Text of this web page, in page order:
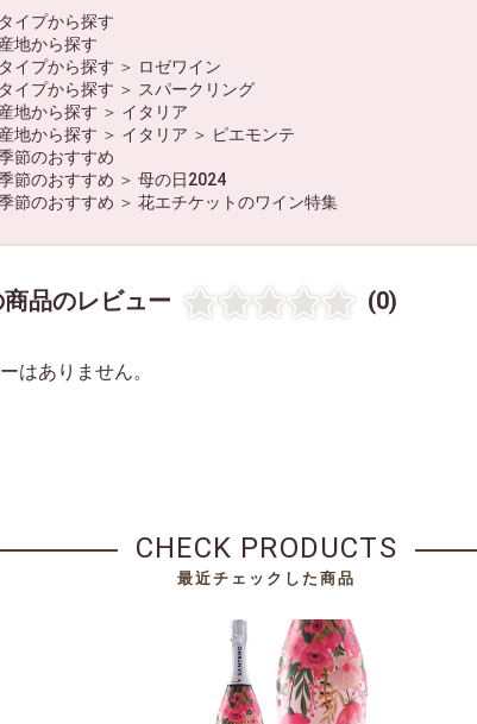
タイプから探す
産地から探す
タイプから探す ＞ ロゼワイン
タイプから探す ＞ スパークリング
産地から探す ＞ イタリア
産地から探す ＞ イタリア ＞ ピエモンテ
節のおすすめ
節のおすすめ ＞ 母の日2024
節のおすすめ ＞ 花エチケットのワイン特集
商品のレビュー (0)
はありません。
CHECK PRODUCTS
最近チェックした商品